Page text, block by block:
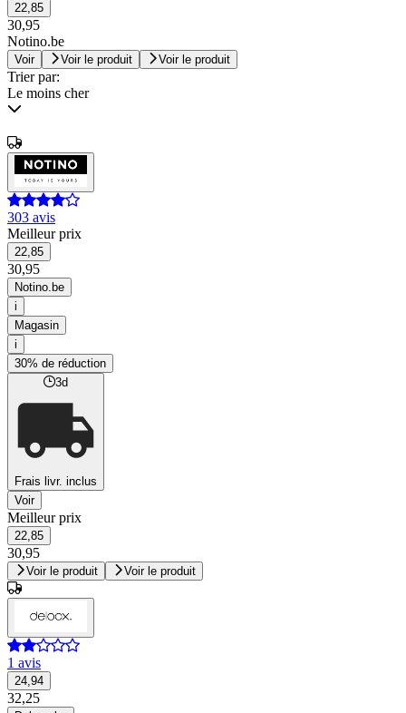
22,85
30,95
Notino.be
Voir Voir le produit Voir le produit
Trier par:
Le moins cher
303 avis
Meilleur prix
22,85
30,95
Notino.be
i
Magasin
i
30% de réduction
3d
Frais livr. inclus
Voir
Meilleur prix
22,85
30,95
Voir le produit Voir le produit
1 avis
24,94
32,25